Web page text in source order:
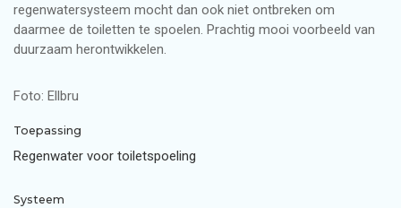
regenwatersysteem mocht dan ook niet ontbreken om
daarmee de toiletten te spoelen. Prachtig mooi voorbeeld van
duurzaam herontwikkelen.
Foto: Ellbru
Toepassing
Regenwater voor toiletspoeling
Systeem